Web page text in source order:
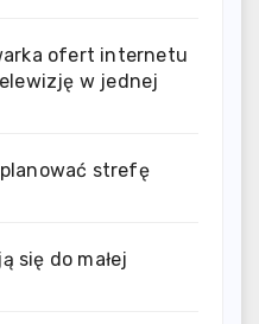
ofert internetu
w jednej
strefę
się do małej